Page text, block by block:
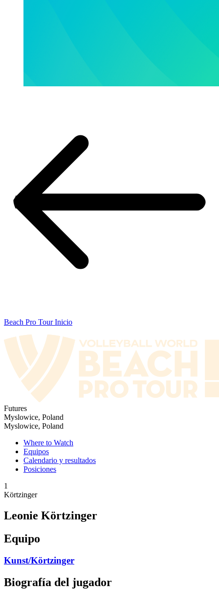
Beach Pro Tour Inicio
Futures
Myslowice, Poland
Myslowice, Poland
Where to Watch
Equipos
Calendario y resultados
Posiciones
1
Körtzinger
Leonie Körtzinger
Equipo
Kunst/Körtzinger
Biografía del jugador